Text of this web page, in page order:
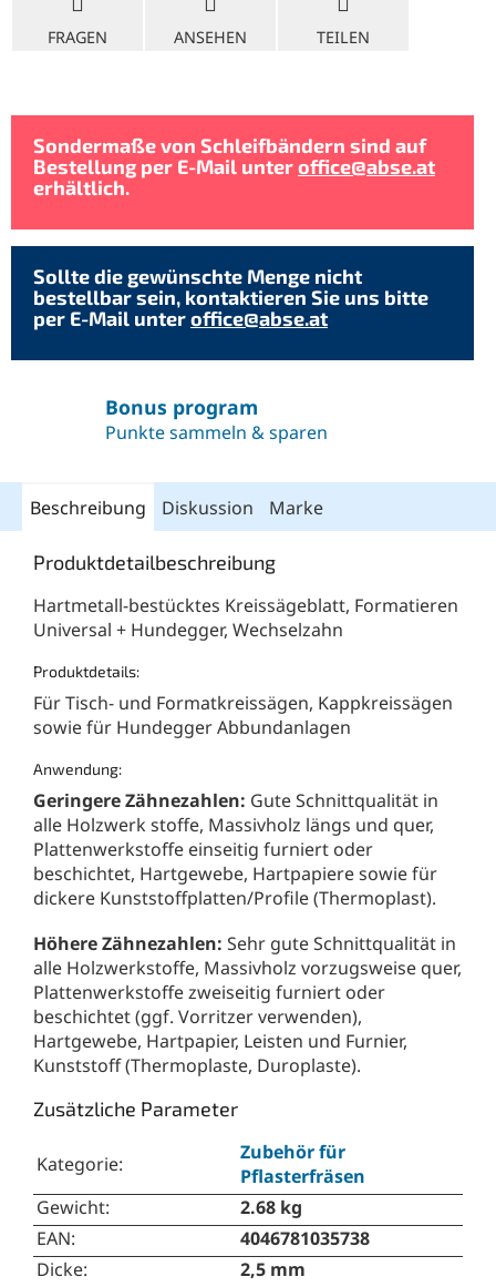
FRAGEN ANSEHEN TEILEN
Sondermaße von Schleifbändern sind auf
Bestellung per E-Mail unteroffice@abse.at
erhältlich.
Sollte die gewünschte Menge nicht
bestellbar sein, kontaktieren Sie uns bitte
per E-Mail unteroffice@abse.at
Bonus program
Punkte sammeln & sparen
Beschreibung Diskussion Marke
Produktdetailbeschreibung
Hartmetall-bestücktes Kreissägeblatt, Formatieren
Universal + Hundegger, Wechselzahn
Produktdetails:
Für Tisch- und Formatkreissägen, Kappkreissägen
sowie für Hundegger Abbundanlagen
Anwendung:
Geringere Zähnezahlen: Gute Schnittqualität in
alle Holzwerk stoffe, Massivholz längs und quer,
Plattenwerkstoffe einseitig furniert oder
beschichtet, Hartgewebe, Hartpapiere sowie für
dickere Kunststoffplatten/Profile (Thermoplast).
Höhere Zähnezahlen: Sehr gute Schnittqualität in
alle Holzwerkstoffe, Massivholz vorzugsweise quer,
Plattenwerkstoffe zweiseitig furniert oder
beschichtet (ggf. Vorritzer verwenden),
Hartgewebe, Hartpapier, Leisten und Furnier,
Kunststoff (Thermoplaste, Duroplaste).
Zusätzliche Parameter
Kategorie:
Zubehör für
Pflasterfräsen
Gewicht:
2.68 kg
EAN:
4046781035738
Dicke: 2,5 mm